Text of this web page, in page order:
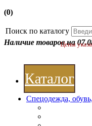
(0)
Поиск по каталогу
Наличие товаров на
Цены
Каталог
Спецодежда,